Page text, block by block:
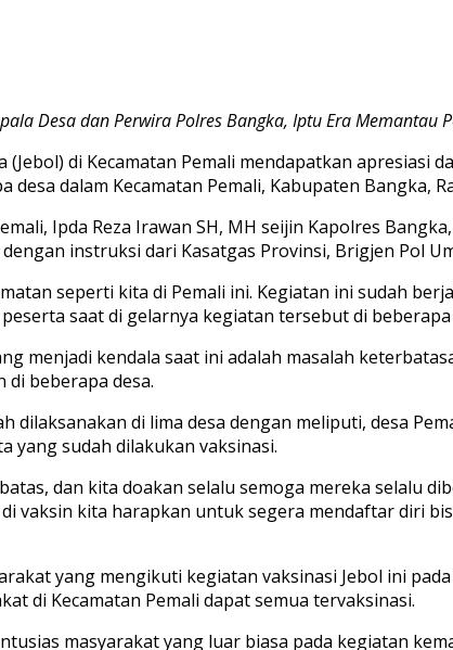
Desa dan Perwira Polres Bangka, Iptu Era Memantau
(Jebol) di Kecamatan Pemali mendapatkan
dalam Kecamatan Pemali, Kabupaten Bangka,
Ipda Reza Irawan SH, MH seijin Kapolres
instruksi dari Kasatgas Provinsi, Brigjen Pol
seperti kita di Pemali ini. Kegiatan ini sudah
saat di gelarnya kegiatan tersebut di beberapa
menjadi kendala saat ini adalah masalah
beberapa desa.
dilaksanakan di lima desa dengan meliputi, desa
yang sudah dilakukan vaksinasi.
dan kita doakan selalu semoga mereka selalu
vaksin kita harapkan untuk segera mendaftar diri
yang mengikuti kegiatan vaksinasi Jebol ini
di Kecamatan Pemali dapat semua tervaksinasi.
masyarakat yang luar biasa pada kegiatan